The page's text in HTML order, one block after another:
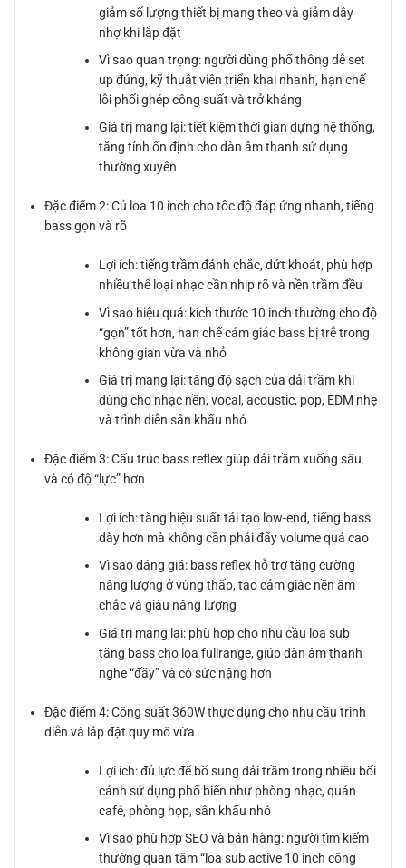
giảm số lượng thiết bị mang theo và giảm dây
nhợ khi lắp đặt
Vì sao quan trọng: người dùng phổ thông dễ set
up đúng, kỹ thuật viên triển khai nhanh, hạn chế
lỗi phối ghép công suất và trở kháng
Giá trị mang lại: tiết kiệm thời gian dựng hệ thống,
tăng tính ổn định cho dàn âm thanh sử dụng
thường xuyên
Đặc điểm 2: Củ loa 10 inch cho tốc độ đáp ứng nhanh, tiếng
bass gọn và rõ
Lợi ích: tiếng trầm đánh chắc, dứt khoát, phù hợp
nhiều thể loại nhạc cần nhịp rõ và nền trầm đều
Vì sao hiệu quả: kích thước 10 inch thường cho độ
“gọn” tốt hơn, hạn chế cảm giác bass bị trễ trong
không gian vừa và nhỏ
Giá trị mang lại: tăng độ sạch của dải trầm khi
dùng cho nhạc nền, vocal, acoustic, pop, EDM nhẹ
và trình diễn sân khấu nhỏ
Đặc điểm 3: Cấu trúc bass reflex giúp dải trầm xuống sâu
và có độ “lực” hơn
Lợi ích: tăng hiệu suất tái tạo low-end, tiếng bass
dày hơn mà không cần phải đẩy volume quá cao
Vì sao đáng giá: bass reflex hỗ trợ tăng cường
năng lượng ở vùng thấp, tạo cảm giác nền âm
chắc và giàu năng lượng
Giá trị mang lại: phù hợp cho nhu cầu loa sub
tăng bass cho loa fullrange, giúp dàn âm thanh
nghe “đầy” và có sức nặng hơn
Đặc điểm 4: Công suất 360W thực dụng cho nhu cầu trình
diễn và lắp đặt quy mô vừa
Lợi ích: đủ lực để bổ sung dải trầm trong nhiều bối
cảnh sử dụng phổ biến như phòng nhạc, quán
café, phòng họp, sân khấu nhỏ
Vì sao phù hợp SEO và bán hàng: người tìm kiếm
thường quan tâm “loa sub active 10 inch công